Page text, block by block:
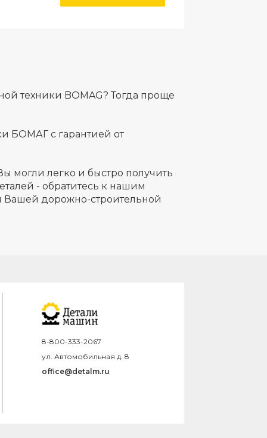
техники BOMAG? Тогда проще
БОМАГ с гарантией от
могли легко и быстро получить
- обратитесь к нашим
Вашей дорожно-строительной
8-800-333-2067
ул. Автомобильная д. 8
office@detalm.ru